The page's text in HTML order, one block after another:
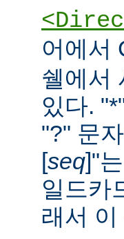
어에서
쉘에서
있다.
"?" 문
[seq]"는
일드카
래서